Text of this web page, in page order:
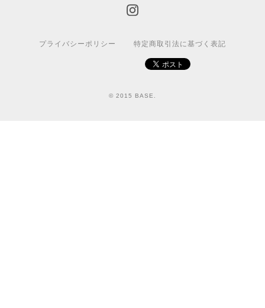
プライバシーポリシー 特定商取引法に基づく表記
© 2015 BASE.